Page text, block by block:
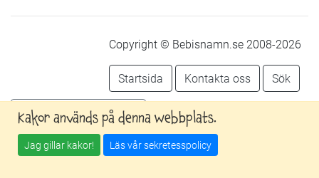
Kakor används på denna webbplats.
Jag gillar kakor! Läs vår sekretesspolicy
Copyright © Bebisnamn.se 2008-2026
Startsida Kontakta oss Sök
Följ oss på facebook